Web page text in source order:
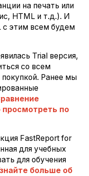
на печать или
HTML и т.д.). И
с этим всем будем
Trial версия,
со всем
Ранее мы
по
FastReport for
для учебных
для обучения
больше об